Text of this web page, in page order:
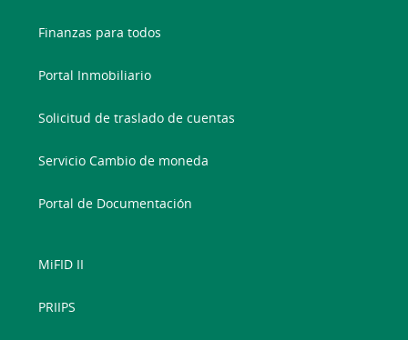
Finanzas para todos
Portal Inmobiliario
Solicitud de traslado de cuentas
Servicio Cambio de moneda
Portal de Documentación
MiFID II
PRIIPS